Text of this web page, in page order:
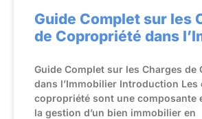
Guide Complet sur les
de Copropriété dans
Guide Complet sur les Charges de
dans l’Immobilier Introduction Les
copropriété sont une composante
la gestion d’un bien immobilier en